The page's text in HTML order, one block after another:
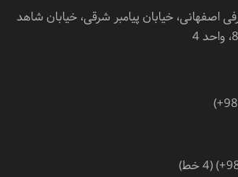
اصفهانی، خیابان پیامبر شرقی، خیابان شاهد